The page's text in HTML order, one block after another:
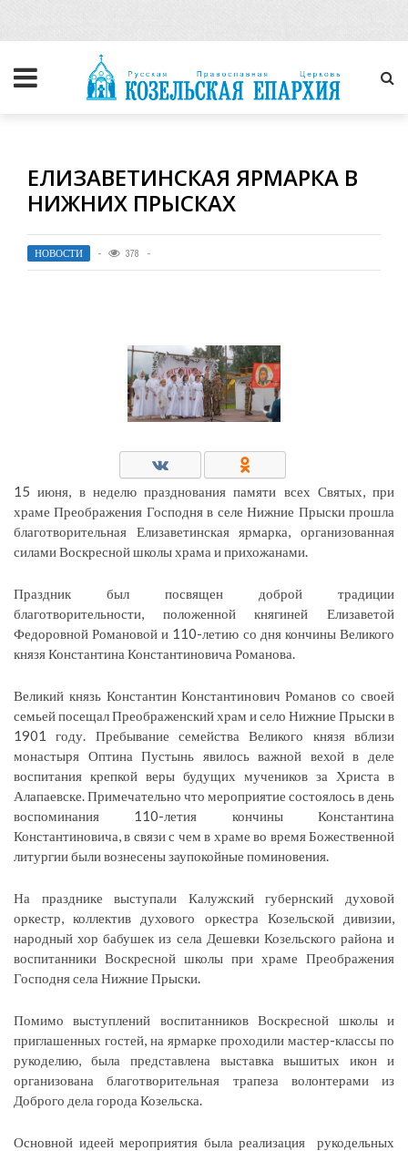
ЕЛИЗАВЕТИНСКАЯ ЯРМАРКА В
НИЖНИХ ПРЫСКАХ
НОВОСТИ 378
15 июня, в неделю празднования памяти всех Святых, при
храме Преображения Господня в селе Нижние Прыски прошла
благотворительная Елизаветинская ярмарка, организованная
силами Воскресной школы храма и прихожанами.
Праздник был посвящен доброй традиции
благотворительности, положенной княгиней Елизаветой
Федоровной Романовой и 110-летию со дня кончины Великого
князя Константина Константиновича Романова.
Великий князь Константин Константинович Романов со своей
семьей посещал Преображенский храм и село Нижние Прыски в
1901 году. Пребывание семейства Великого князя вблизи
монастыря Оптина Пустынь явилось важной вехой в деле
воспитания крепкой веры будущих мучеников за Христа в
Алапаевске. Примечательно что мероприятие состоялось в день
воспоминания 110-летия кончины Константина
Константиновича, в связи с чем в храме во время Божественной
литургии были вознесены заупокойные поминовения.
На празднике выступали Калужский губернский духовой
оркестр, коллектив духового оркестра Козельской дивизии,
народный хор бабушек из села Дешевки Козельского района и
воспитанники Воскресной школы при храме Преображения
Господня села Нижние Прыски.
Помимо выступлений воспитанников Воскресной школы и
приглашенных гостей, на ярмарке проходили мастер-классы по
рукоделию, была представлена выставка вышитых икон и
организована благотворительная трапеза волонтерами из
Доброго дела города Козельска.
Основной идеей мероприятия была реализация
рукодельных